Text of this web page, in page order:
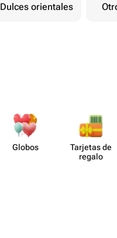
Dulces orientales
Globos
Tarjetas de
regalo